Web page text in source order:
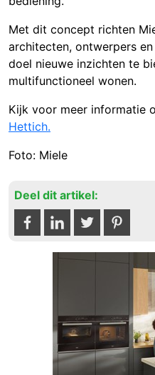
Met dit concept richten
architecten, ontwerpers
doel nieuwe inzichten te
multifunctioneel wonen.
Kijk voor meer informatie
Hettich.
Foto: Miele
Deel dit artikel: